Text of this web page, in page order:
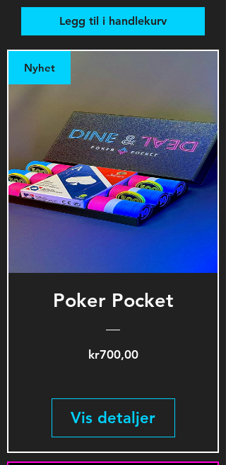
Legg til i handlekurv
Nyhet
Poker Pocket
kr700,00Pris
Vis detaljer